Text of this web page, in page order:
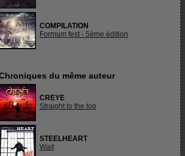
COMPILATION
Formum fest - 5ème édition
du même auteur
CREYE
Straight to the top
STEELHEART
Wait